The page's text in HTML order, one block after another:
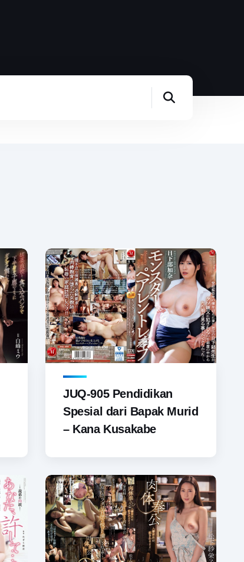
JUQ-905 Pendidikan
Spesial dari Bapak Murid
– Kana Kusakabe